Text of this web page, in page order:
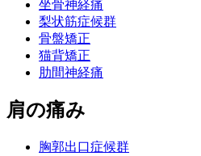
坐骨神経痛
梨状筋症候群
骨盤矯正
猫背矯正
肋間神経痛
肩の痛み
胸郭出口症候群